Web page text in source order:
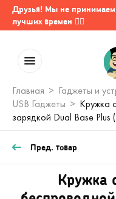
Друзья! Мы не
лучших времен 🤷‍♂️
Главная Гаджеты и
USB Гаджеты
Кружка
зарядкой Dual Base Plus
Пред. товар
Кружка